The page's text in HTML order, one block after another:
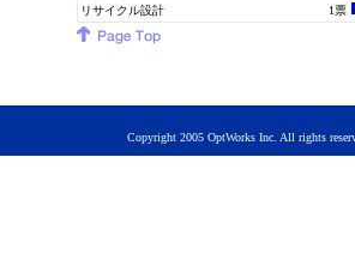
リサイクル設計
1票
Copyright 2005 OptWorks Inc. All rights